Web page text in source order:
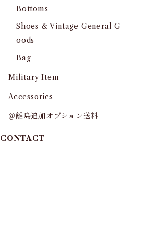
Bottoms
Shoes & Vintage General G
oods
Bag
Military Item
Accessories
＠離島追加オプション送料
CONTACT